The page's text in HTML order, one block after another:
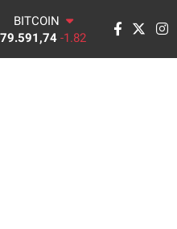
DOLAR
45,43620 0.02
EURO